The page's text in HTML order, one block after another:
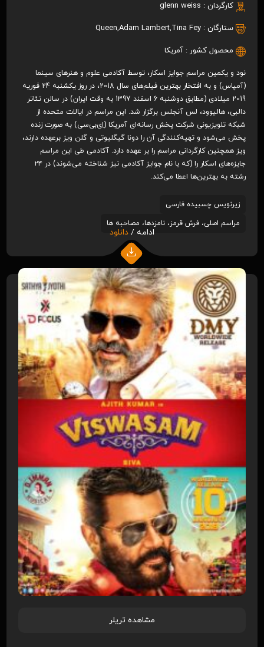
کارگردان : glenn weiss
ستارگان : Queen,Adam Lambert,Tina Fey
محصول کشور : آمریکا
نود و یکمین مراسم جوایز اسکار، توسط آکادمی علوم و هنرهای سینما
(آمپاس) و به افتخار بهترین فیلم‌های سال 2018، در روز یکشنبه 24 فوریه
2019 میلادی (مطابق دوشنبه 6 اسفند 1397 به وقت ایران) در سالن تئاتر
دالبی، هالیوود، لس آنجلس برگزار شد. این مراسم در ایالات متحده از
شبکه تلویزیونی شرکت پخش رسانه‌ای آمریکا (اِی‌بی‌سی) به صورت زنده
پخش می‌شود و تهیه‌کنندگی آن را دونا گیگلیوتی و گلن ویز برعهده دارند،
ویز همچنین کارگردانی مراسم را بر عهده دارد. آکادمی طی این مراسم
جایزه‌های اسکار را (که با نام جوایز آکادمی نیز شناخته می‌شوند) در ۲۴
رشته به بهترین‌ها اعطا می‌کند.
زیرنویس چسبیده فارسی
مراسم اصلی، فرش قرمز، نامزدها، مصاحبه ها
ادامه / دانلود
مشاهده تریلر